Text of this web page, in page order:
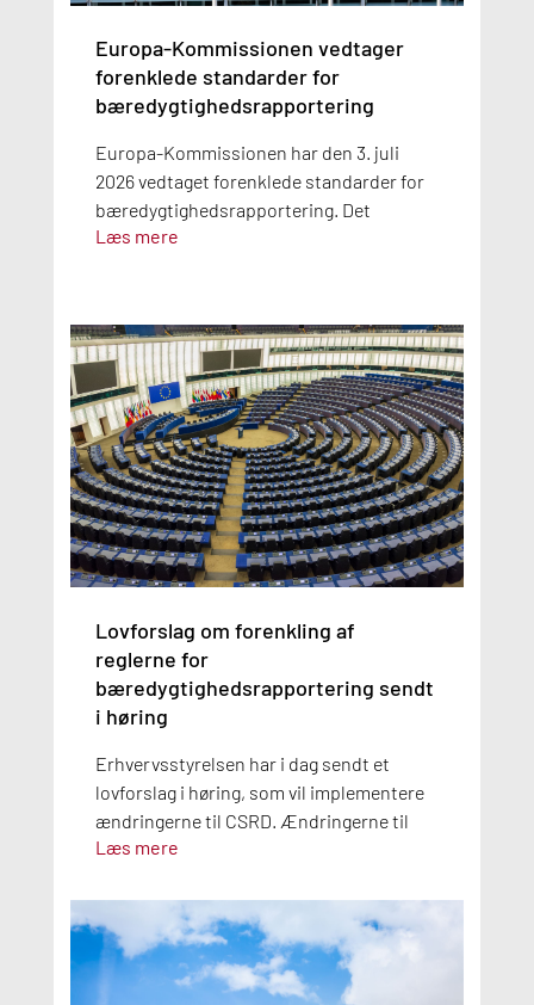
Europa-Kommissionen vedtager
forenklede standarder for
bæredygtighedsrapportering
Europa-Kommissionen har den 3. juli
2026 vedtaget forenklede standarder for
bæredygtighedsrapportering. Det
betyder, at virksomheder, der er omfattet
kan anvende de nye standarder for
regnskabsåret 2026.
Læs mere
Lovforslag om forenkling af
reglerne for
bæredygtighedsrapportering sendt
i høring
Erhvervsstyrelsen har i dag sendt et
lovforslag i høring, som vil implementere
ændringerne til CSRD. Ændringerne til
CSRD blev vedtaget med EU-
Med lovforslaget vil antallet af
virksomheder, der er omfattet af kravene
til bæredygtighedsrapportering, blive
reduceret.
Læs mere